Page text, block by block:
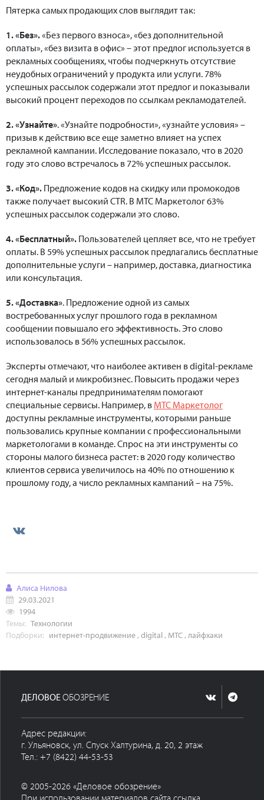
Пятерка самых продающих слов выглядит так:
1. «Без».«Без первого взноса», «без дополнительной
оплаты», «без визита в офис» – этот предлог используется в
рекламных сообщениях, чтобы подчеркнуть отсутствие
неудобных ограничений у продукта или услуги. 78%
успешных рассылок содержали этот предлог и показывали
высокий процент переходов по ссылкам рекламодателей.
2. «Узнайте». «Узнайте подробности», «узнайте условия» –
призыв к действию все еще заметно влияет на успех
рекламной кампании. Исследование показало, что в 2020
году это слово встречалось в 72% успешных рассылок.
3. «Код». Предложение кодов на скидку или промокодов
также получает высокий CTR. В МТС Маркетолог 63%
успешных рассылок содержали это слово.
4. «Бесплатный». Пользователей цепляет все, что не требует
оплаты. В 59% успешных рассылок предлагались бесплатные
дополнительные услуги – например, доставка, диагностика
или консультация.
5. «Доставка». Предложение одной из самых
востребованных услуг прошлого года в рекламном
сообщении повышало его эффективность. Это слово
использовалось в 56% успешных рассылок.
Эксперты отмечают, что наиболее активен в digital-рекламе
сегодня малый и микробизнес. Повысить продажи через
интернет-каналы предпринимателям помогают
специальные сервисы. Например, в МТС Маркетолог
доступны рекламные инструменты, которыми раньше
пользовались крупные компании с профессиональными
маркетологами в команде. Спрос на эти инструменты со
стороны малого бизнеса растет: в 2020 году количество
клиентов сервиса увеличилось на 40% по отношению к
прошлому году, а число рекламных кампаний – на 75%.
Алиса Нилова
29.03.2021
1994
Темы: Технологии
Подборки: интернет-продвижение,digital, МТС,лайфхаки
ДЕЛОВОЕОБОЗРЕНИЕ
Адрес редакции:
г. Ульяновск, ул. Спуск Халтурина, д. 20, 2 этаж
Тел.: +7 (8422) 44-53-53
© 2005-2026 «Деловое обозрение»